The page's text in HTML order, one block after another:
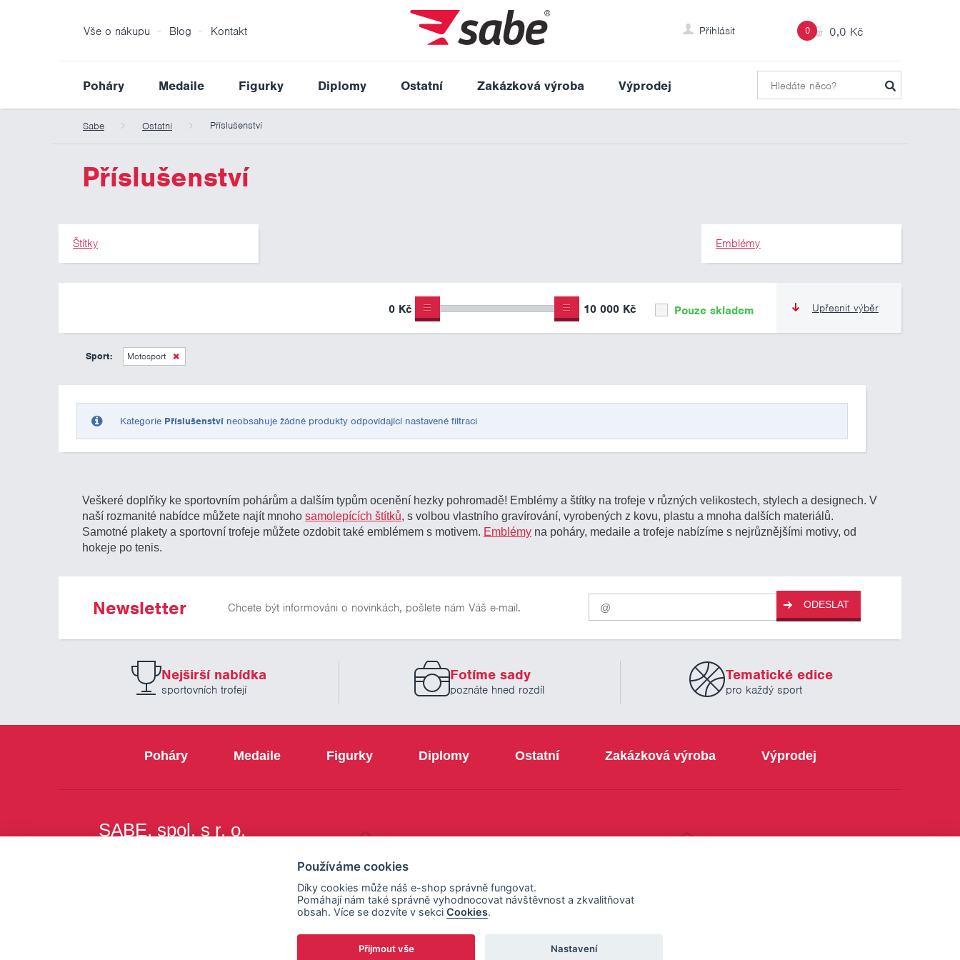
0 0,0 Kč
Přihlásit
Vše o nákupu Blog Kontakt
Poháry Medaile Figurky Diplomy Ostatní Zakázková výroba Výprodej
Sabe Ostatní Příslušenství
Příslušenství
Štítky Emblémy
Upřesnit výběr
Pouze skladem
0 Kč 10 000 Kč
Sport: Motosport
Kategorie Příslušenstvíneobsahuje žádné produkty odpovídající nastavené filtraci
Veškeré doplňky ke sportovním pohárům a dalším typům ocenění hezky pohromadě! Emblémy a štítky na trofeje v různých velikostech, stylech a designech. V
naší rozmanité nabídce můžete najít mnoho samolepících štítků, s volbou vlastního gravírování, vyrobených z kovu, plastu a mnoha dalších materiálů.
Samotné plakety a sportovní trofeje můžete ozdobit také emblémem s motivem. Emblémyna poháry, medaile a trofeje nabízíme s nejrůznějšími motivy, od
hokeje po tenis.
Newsletter Chcete být informováni o novinkách, pošlete nám Váš e-mail.
Pro
odběr
našich
novinek
ODESLAT
Nejširší nabídka
sportovních trofejí
Fotíme sady
poznáte hned rozdíl
Tematické edice
pro každý sport
Poháry Medaile Figurky Diplomy Ostatní Zakázková výroba Výprodej
SABE, spol. s r. o.
nastavení cookies
Používáme cookies
Díky cookies může náš e-shop správně fungovat.
Pomáhají nám také správně vyhodnocovat návštěvnost a zkvalitňovat
obsah. Více se dozvíte v sekci Cookies.
Přijmout vše Nastavení